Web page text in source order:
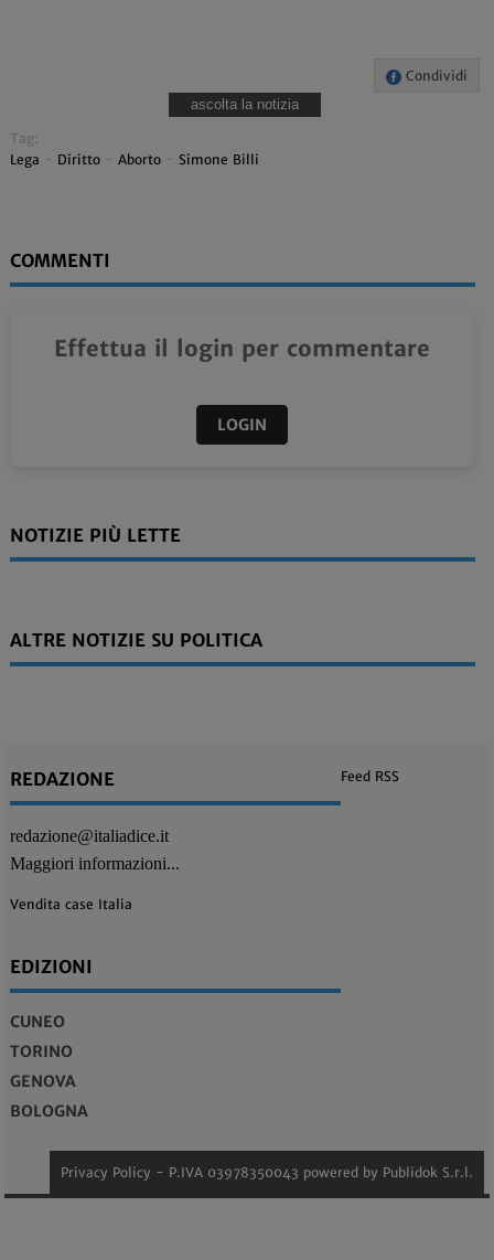
Condividi
ascolta la notizia
Tag:
Lega - Diritto- Aborto- Simone Billi
COMMENTI
Effettua il login per commentare
LOGIN
NOTIZIE PIÙ LETTE
ALTRE NOTIZIE SU POLITICA
REDAZIONE
redazione@italiadice.it
Maggiori informazioni...
Vendita case Italia
EDIZIONI
CUNEO
TORINO
GENOVA
BOLOGNA
Feed RSS
Privacy Policy - P.IVA 03978350043 powered by Publidok S.r.l.